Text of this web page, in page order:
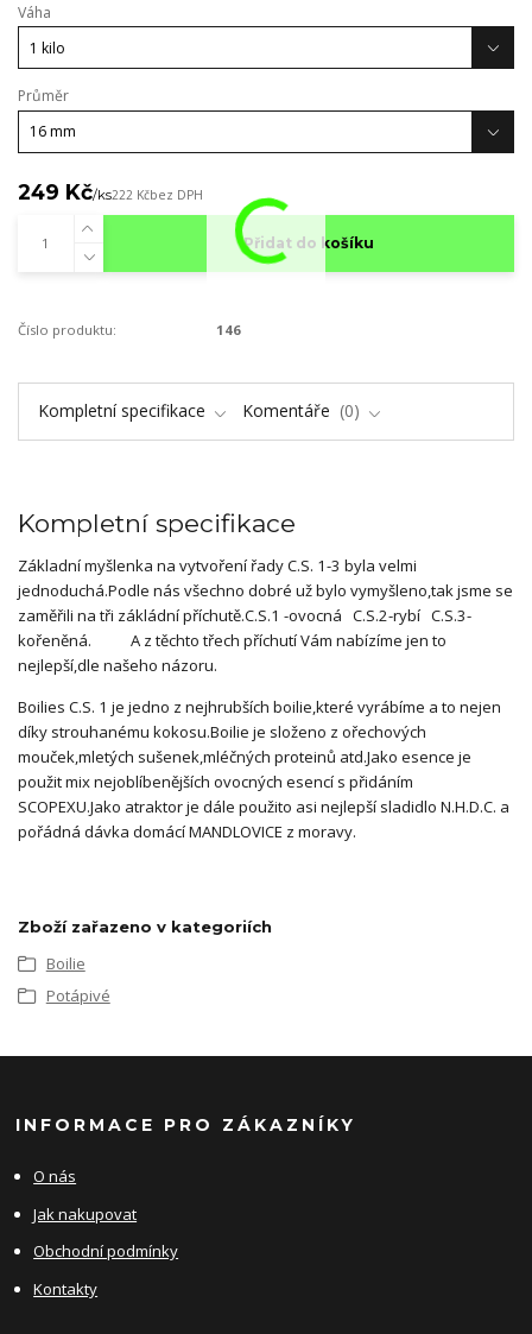
Váha
Průměr
249 Kč/ks222 Kčbez DPH
Přidat do košíku
Číslo produktu: 146
Kompletní specifikace Komentáře 0
Kompletní specifikace
Základní myšlenka na vytvoření řady C.S. 1-3 byla velmi
jednoduchá.Podle nás všechno dobré už bylo vymyšleno,tak jsme se
zaměřili na tři zákládní příchutě.C.S.1 -ovocná C.S.2-rybí C.S.3-
kořeněná. A z těchto třech příchutí Vám nabízíme jen to
nejlepší,dle našeho názoru.
Boilies C.S. 1 je jedno z nejhrubších boilie,které vyrábíme a to nejen
díky strouhanému kokosu.Boilie je složeno z ořechových
mouček,mletých sušenek,mléčných proteinů atd.Jako esence je
použit mix nejoblíbenějších ovocných esencí s přidáním
SCOPEXU.Jako atraktor je dále použito asi nejlepší sladidlo N.H.D.C. a
pořádná dávka domácí MANDLOVICE z moravy.
Zboží zařazeno v kategoriích
Boilie
Potápivé
INFORMACE PRO ZÁKAZNÍKY
O nás
Jak nakupovat
Obchodní podmínky
Kontakty